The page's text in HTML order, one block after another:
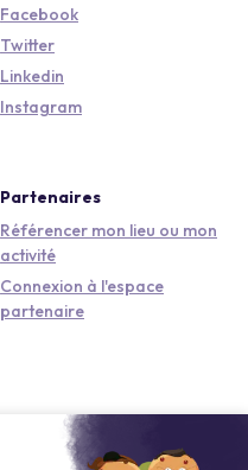
Facebook
Twitter
Linkedin
Instagram
Partenaires
Référencer mon lieu ou mon
activité
Connexion à l'espace
partenaire